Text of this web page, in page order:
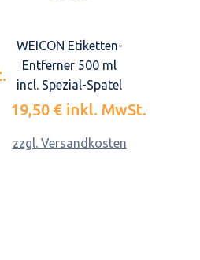
WEICON Etiketten-
Entferner 500 ml
incl. Spezial-Spatel
19,50 € inkl. MwSt.
zzgl. Versandkosten